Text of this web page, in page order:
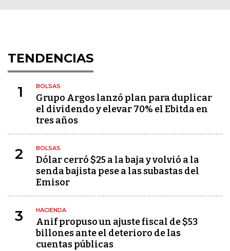
TENDENCIAS
1 BOLSAS
Grupo Argos lanzó plan para duplicar
el dividendo y elevar 70% el Ebitda en
tres años
2 BOLSAS
Dólar cerró $25 a la baja y volvió a la
senda bajista pese a las subastas del
Emisor
3 HACIENDA
Anif propuso un ajuste fiscal de $53
billones ante el deterioro de las
cuentas públicas